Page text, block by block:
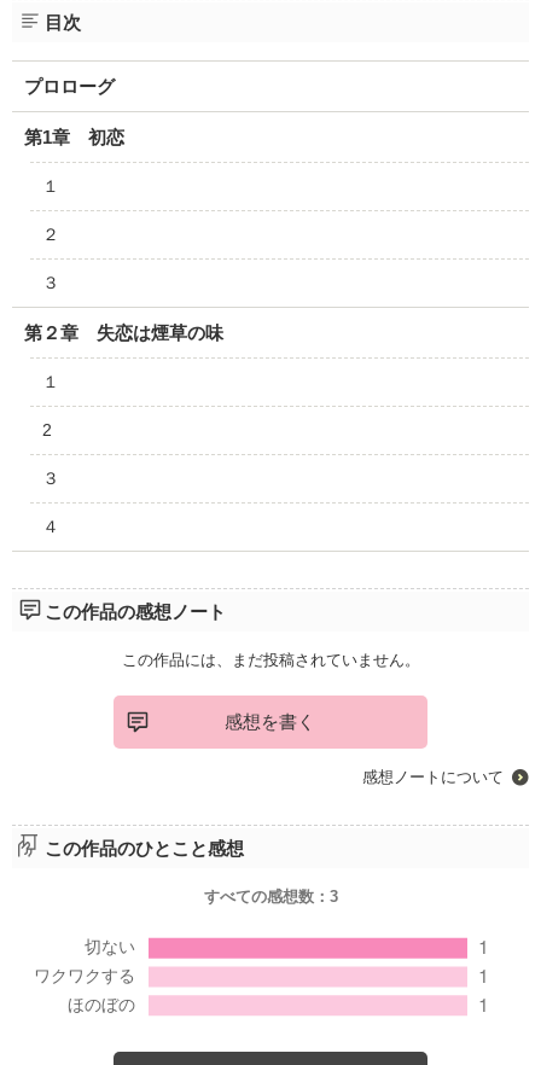
目次
プロローグ
第1章 初恋
１
２
３
第２章 失恋は煙草の味
１
2
３
４
この作品の感想ノート
この作品には、まだ投稿されていません。
感想を書く
感想ノートについて
この作品のひとこと感想
すべての感想数： 3